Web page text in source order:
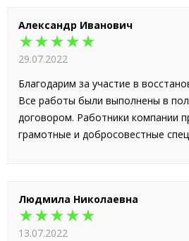
Александр Иванович
★★★★★
29.07.2022
Благодарим за участие в
Все работы были выполнены в
договором. Работники компании
грамотные и добросовестные
Людмила Николаевна
★★★★★
13.07.2022